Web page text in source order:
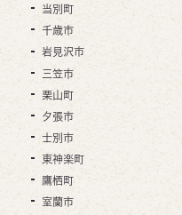
当別町
千歳市
岩見沢市
三笠市
栗山町
夕張市
士別市
東神楽町
鷹栖町
室蘭市